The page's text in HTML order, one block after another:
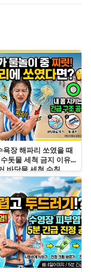
욕장 해파리 쏘였을 때
돗물 세척 금지 이유
바닷물 세척 수칙